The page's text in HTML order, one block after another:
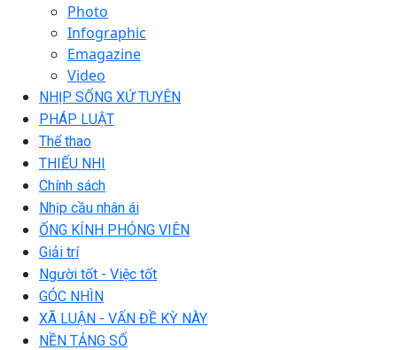
Photo
Infographic
Emagazine
Video
NHỊP SỐNG XỨ TUYÊN
PHÁP LUẬT
Thể thao
THIẾU NHI
Chính sách
Nhịp cầu nhân ái
ỐNG KÍNH PHÓNG VIÊN
Giải trí
Người tốt - Việc tốt
GÓC NHÌN
XÃ LUẬN - VẤN ĐỀ KỲ NÀY
NỀN TẢNG SỐ